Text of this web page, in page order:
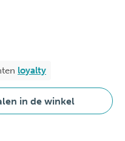
loyalty
in de winkel